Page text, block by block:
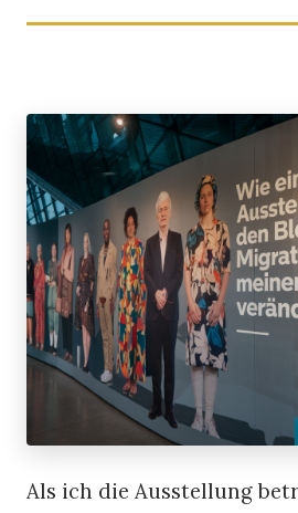
Als ich die Ausstellung